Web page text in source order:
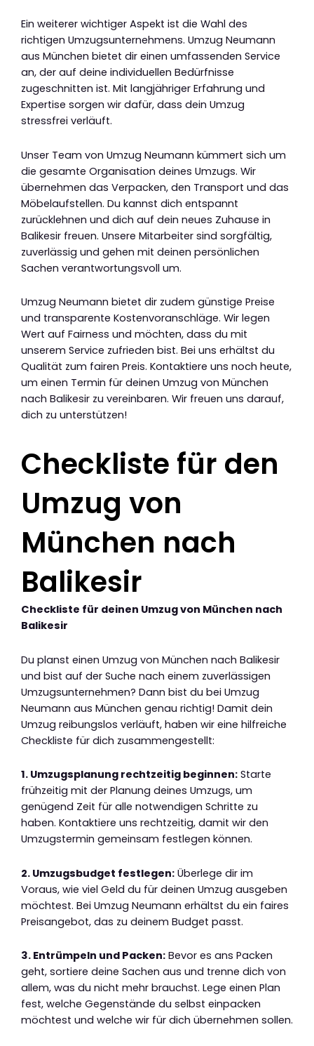
Ein weiterer wichtiger Aspekt ist die Wahl des
richtigen Umzugsunternehmens. Umzug Neumann
aus München bietet dir einen umfassenden Service
an, der auf deine individuellen Bedürfnisse
zugeschnitten ist. Mit langjähriger Erfahrung und
Expertise sorgen wir dafür, dass dein Umzug
stressfrei verläuft.
Unser Team von Umzug Neumann kümmert sich um
die gesamte Organisation deines Umzugs. Wir
übernehmen das Verpacken, den Transport und das
Möbelaufstellen. Du kannst dich entspannt
zurücklehnen und dich auf dein neues Zuhause in
Balikesir freuen. Unsere Mitarbeiter sind sorgfältig,
zuverlässig und gehen mit deinen persönlichen
Sachen verantwortungsvoll um.
Umzug Neumann bietet dir zudem günstige Preise
und transparente Kostenvoranschläge. Wir legen
Wert auf Fairness und möchten, dass du mit
unserem Service zufrieden bist. Bei uns erhältst du
Qualität zum fairen Preis. Kontaktiere uns noch heute,
um einen Termin für deinen Umzug von München
nach Balikesir zu vereinbaren. Wir freuen uns darauf,
dich zu unterstützen!
Checkliste für den
Umzug von
München nach
Balikesir
Checkliste für deinen Umzug von München nach
Balikesir
Du planst einen Umzug von München nach Balikesir
und bist auf der Suche nach einem zuverlässigen
Umzugsunternehmen? Dann bist du bei Umzug
Neumann aus München genau richtig! Damit dein
Umzug reibungslos verläuft, haben wir eine hilfreiche
Checkliste für dich zusammengestellt:
1. Umzugsplanung rechtzeitig beginnen: Starte
frühzeitig mit der Planung deines Umzugs, um
genügend Zeit für alle notwendigen Schritte zu
haben. Kontaktiere uns rechtzeitig, damit wir den
Umzugstermin gemeinsam festlegen können.
2. Umzugsbudget festlegen: Überlege dir im
Voraus, wie viel Geld du für deinen Umzug ausgeben
möchtest. Bei Umzug Neumann erhältst du ein faires
Preisangebot, das zu deinem Budget passt.
3. Entrümpeln und Packen: Bevor es ans Packen
geht, sortiere deine Sachen aus und trenne dich von
allem, was du nicht mehr brauchst. Lege einen Plan
fest, welche Gegenstände du selbst einpacken
möchtest und welche wir für dich übernehmen sollen.